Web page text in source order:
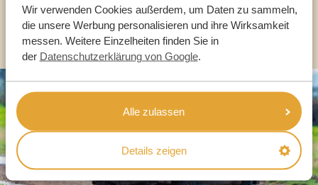
Wir verwenden Cookies außerdem, um Daten zu sammeln,
die unsere Werbung personalisieren und ihre Wirksamkeit
messen. Weitere Einzelheiten finden Sie in
der Datenschutzerklärung von Google.
Alle zulassen
Details zeigen
ANDERE LÄNDER